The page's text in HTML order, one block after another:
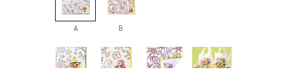
A B